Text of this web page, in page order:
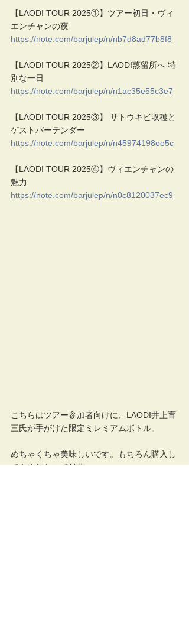
【LAODI TOUR 2025①】ツアー初日・ヴィ
エンチャンの夜
https://note.com/barjulep/n/nb7d8ad77b8f8
【LAODI TOUR 2025②】LAODI蒸留所へ 特
別な一日
https://note.com/barjulep/n/n1ac35e55c3e7
【LAODI TOUR 2025③】 サトウキビ収穫と
ゲストバーテンダー
https://note.com/barjulep/n/n45974198ee5c
【LAODI TOUR 2025④】ヴィエンチャンの
魅力
https://note.com/barjulep/n/n0c8120037ec9
こちらはツアー参加者向けに、LAODI井上育
三氏が手がけた限定ミレミアムボトル。
めちゃくちゃ美味しいです。もちろん購入し
てきましたので是非〜